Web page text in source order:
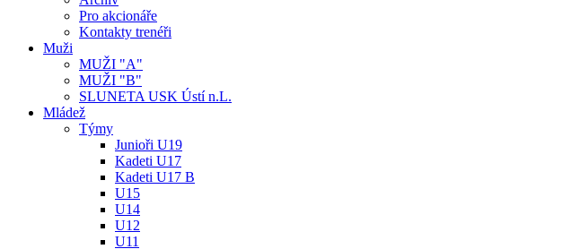
Pro akcionáře
Kontakty trenéři
Muži
MUŽI "A"
MUŽI "B"
SLUNETA USK Ústí n.L.
Mládež
Týmy
Junioři U19
Kadeti U17
Kadeti U17 B
U15
U14
U12
U11